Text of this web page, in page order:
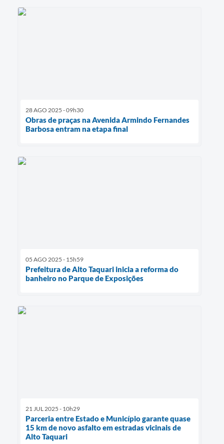
28 AGO 2025 - 09h30
Obras de praças na Avenida Armindo Fernandes
Barbosa entram na etapa final
05 AGO 2025 - 15h59
Prefeitura de Alto Taquari inicia a reforma do
banheiro no Parque de Exposições
21 JUL 2025 - 10h29
Parceria entre Estado e Município garante quase
15 km de novo asfalto em estradas vicinais de
Alto Taquari